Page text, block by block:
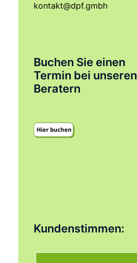
kontakt@dpf.gmbh
Buchen Sie einen
Termin bei unseren
Beratern
Kundenstimmen: